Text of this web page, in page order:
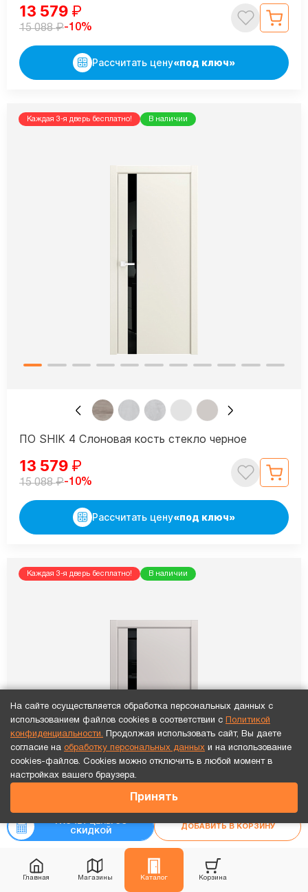
Главная Магазины Каталог Корзина
Точный расчет за 10 минут по СМС или телефону!
РАСЧЕТ ЦЕНЫ СО
СКИДКОЙ
ДОБАВИТЬ В КОРЗИНУ
13 579 ₽
15 088₽-10%
Рассчитать цену«под ключ»
Каждая 3-я дверь бесплатно! В наличии
ПО SHIK 4 Слоновая кость стекло черное
13 579 ₽
15 088₽-10%
Рассчитать цену«под ключ»
Каждая 3-я дверь бесплатно! В наличии
На сайте осуществляется обработка персональных данных с
использованием файлов cookies в соответствии с
Политикой
конфиденциальности. Продолжая использовать сайт, Вы даете
согласие на обработку персональных данных и на использование
cookies-файлов. Cookies можно отключить в любой момент в
настройках вашего браузера.
Принять